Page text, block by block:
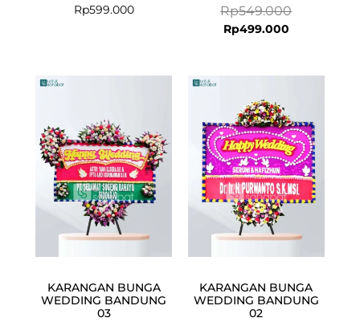
Rp599.000 Rp549.000
Rp499.000
KARANGAN BUNGA
WEDDING BANDUNG
03
KARANGAN BUNGA
WEDDING BANDUNG
02